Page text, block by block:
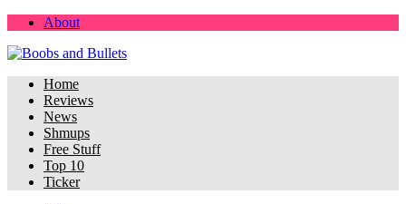
About
Home
Reviews
News
Shmups
Free Stuff
Top 10
Ticker